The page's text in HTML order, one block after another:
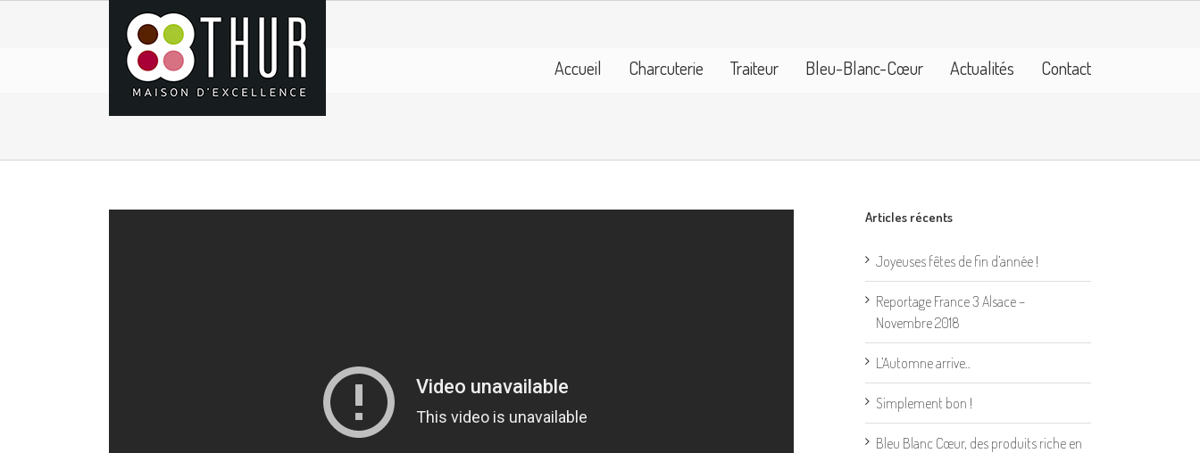
Accueil Charcuterie Traiteur Bleu-Blanc-Cœur Actualités Contact
Articles récents
Joyeuses fêtes de fin d’année !
Reportage France 3 Alsace –
Novembre 2018
L’Automne arrive..
Simplement bon !
Bleu Blanc Cœur, des produits riche en